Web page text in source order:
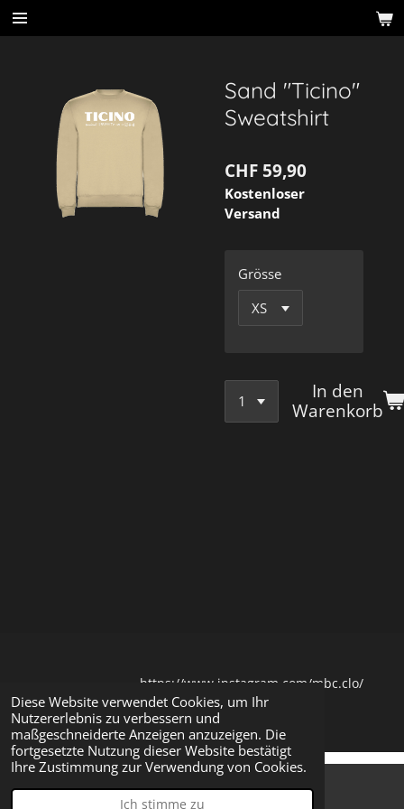
Diese Website verwendet Cookies, um Ihr
Nutzererlebnis zu verbessern und
maßgeschneiderte Anzeigen anzuzeigen. Die
fortgesetzte Nutzung dieser Website bestätigt
Ihre Zustimmung zur Verwendung von Cookies.
Ich stimme zu
Zum
Hauptinhalt
Sand "Ticino"
Sweatshirt
CHF 59,90
Kostenloser
Versand
Grösse
In den
Warenkorb
https://www.instagram.com/mbc.clo/
© 2023MBC Clothing